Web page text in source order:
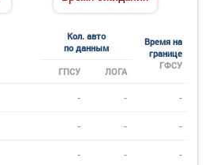
Кол. авто
по данным
Время на
границе
ГФСУ
ГПСУ ЛОГА
- - -
- - -
- - -